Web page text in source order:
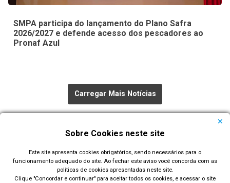
SMPA participa do lançamento do Plano Safra
2026/2027 e defende acesso dos pescadores ao
Pronaf Azul
Carregar Mais Notícias
Sobre Cookies neste site
Este site apresenta cookies obrigatórios, sendo necessários para o
funcionamento adequado do site. Ao fechar este aviso você concorda com as
políticas de cookies apresentadas neste site.
Clique "Concordar e continuar" para aceitar todos os cookies, e acessar o site